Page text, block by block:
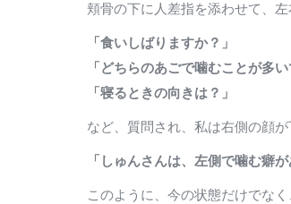
頬骨の下に人差指を添わせて、左
「食いしばりますか？」
「どちらのあごで噛むことが多い
「寝るときの向きは？」
など、質問され、私は右側の顔
「しゅんさんは、左側で噛む癖
このように、今の状態だけでな